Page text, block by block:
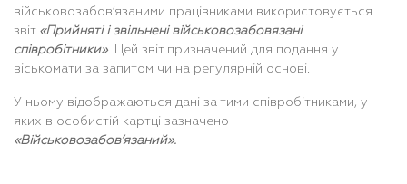
військовозабов’язаними працівниками використовується
звіт «Прийняті і звільнені військовозабовязані
співробітники». Цей звіт призначений для подання у
віськомати за запитом чи на регулярній основі.
У ньому відображаються дані за тими співробітниками, у
яких в особистій картці зазначено
«Військовозабов’язаний».